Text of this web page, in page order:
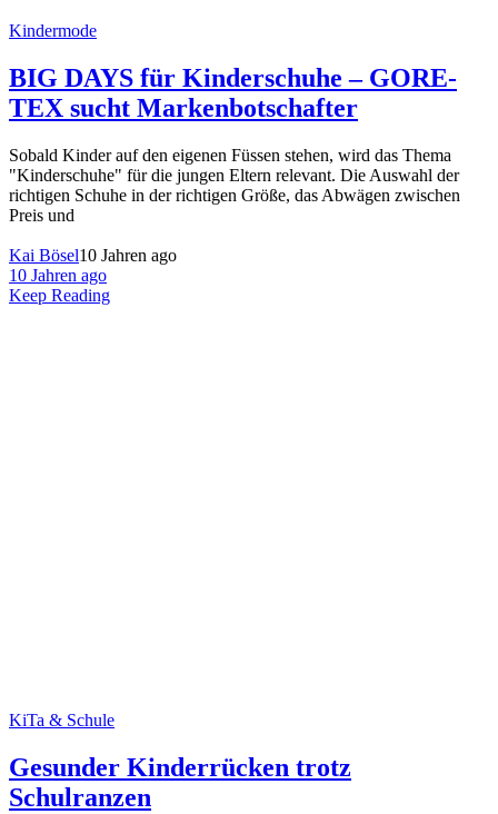
Kindermode
BIG DAYS für Kinderschuhe – GORE-
TEX sucht Markenbotschafter
Sobald Kinder auf den eigenen Füssen stehen, wird das Thema
"Kinderschuhe" für die jungen Eltern relevant. Die Auswahl der
richtigen Schuhe in der richtigen Größe, das Abwägen zwischen
Preis und
Kai Bösel10 Jahren ago
10 Jahren ago
Keep Reading
KiTa & Schule
Gesunder Kinderrücken trotz
Schulranzen